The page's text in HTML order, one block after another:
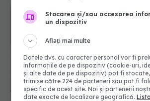
Stocarea și/sau accesarea
un dispozitiv
Aflați mai multe
Datele dvs. cu caracter personal vor fi
informațiile de pe dispozitiv (cookie-uri,
și alte date de pe dispozitiv) pot fi
trimise către 224 de parteneri sau pot fi
specific de acest site. Noi și partenerii
date exacte de localizare geografică.